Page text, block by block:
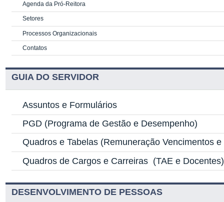
Agenda da Pró-Reitora
Setores
Processos Organizacionais
Contatos
GUIA DO SERVIDOR
Assuntos e Formulários
PGD (Programa de Gestão e Desempenho)
Quadros e Tabelas (Remuneração Vencimentos
Quadros de Cargos e Carreiras (TAE e Docentes)
DESENVOLVIMENTO DE PESSOAS